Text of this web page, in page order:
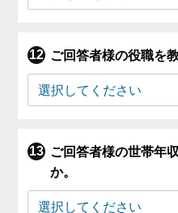
ご回答者様の役職を
ご回答者様の世帯年
か。